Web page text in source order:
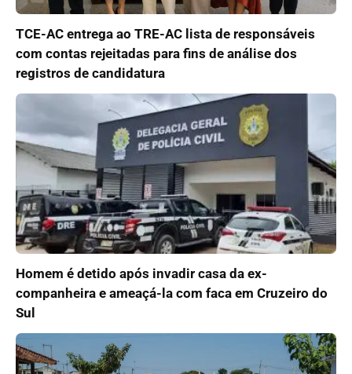
TCE-AC entrega ao TRE-AC lista de responsáveis
com contas rejeitadas para fins de análise dos
registros de candidatura
Homem é detido após invadir casa da ex-
companheira e ameaçá-la com faca em Cruzeiro do
Sul